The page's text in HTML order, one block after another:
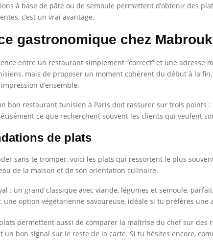
à base de pâte ou de semoule permettent d’obtenir des
c’est un vrai avantage.
gastronomique chez Mabrouk
entre un restaurant simplement “correct” et une adresse
mais de proposer un moment cohérent du début à la
d’ensemble.
bon restaurant tunisien à Paris doit rassurer sur trois
ce que recherchent souvent les clients qui veulent
de plats
sans te tromper, voici les plats qui ressortent le plus
de la maison et de son orientation culinaire.
: un grand classique avec viande, légumes et semoule,
: une option végétarienne savoureuse, idéale si tu préfères
permettent aussi de comparer la maîtrise du chef sur
un bon signal sur le reste de la carte. Si tu hésites encore,